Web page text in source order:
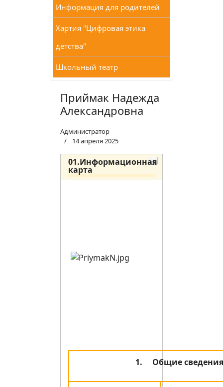
Информация для родителей
Хартия "Цифровая этика
детства"
Школьный театр
Приймак Надежда
Александровна
Администратор
14 апреля 2025
01.Информационная
карта
1. Общие сведения